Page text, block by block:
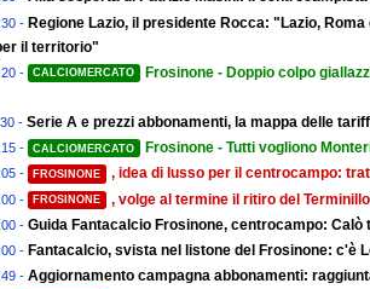
- Regione Lazio, il presidente Rocca: "Lazio,
il territorio"
- CALCIOMERCATO
Frosinone - Doppio colpo
- Serie A e prezzi abbonamenti, la mappa delle
- CALCIOMERCATO Frosinone - Tutti vogliono
- FROSINONE , idea di lusso per il centrocampo:
- FROSINONE , volge al termine il ritiro del
- Guida Fantacalcio Frosinone, centrocampo: Calò
- Fantacalcio, svista nel listone del Frosinone: c'è
- Aggiornamento campagna abbonamenti: